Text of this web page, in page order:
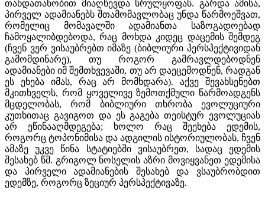
თანდათანობით მიაღწევდა სრულყოფას. გარდა ამისა,
პირველ ადამიანებს შთამომავლობაც უნდა წარმოეშვათ,
რომელიც მომავალში ადამიანთა საზოგადოებად
ჩამოყალიბდებოდა, რაც მოხდა კიდეც დაცემის შემდეგ
(ჩვენ ვერ ვისაუბრებთ იმაზე (ბიბლიური პერსპექტივიდან
გამომდინარე), თუ როგორ გამრავლდებოდნენ
ადამიანები იმ შემთხვევაში, თუ არ დაეცემოდნენ, რადგან
ეს ეხება იმას, რაც არ მომხდარა). აქვე შევახსენებთ
მკითხველს, რომ ყოველივე ზემოთქმული წარმოადგენს
მცდელობას, რომ ბიბლიური თხრობა ევოლუციური
კუთხითაც გავიგოთ და ეს გაგება თეისტურ ევოლუციას
არ ეწინააღმდეგება; ხოლო რაც შეეხება ედემის,
როგორც ტოპონიმისა და ადგილის ისტორიულობას, ჩვენ
ამაზე უკვე წინა სტატიებში ვისაუბრეთ, სადაც ედემის
შესახებ წმ. გრიგოლ ნოსელის აზრი მოვიყვანეთ ედემისა
და პირველი ადამიანების შესახებ და ვსაუბრობდით
ედემზე, როგორც ზეციურ პერსპექტივაზე.